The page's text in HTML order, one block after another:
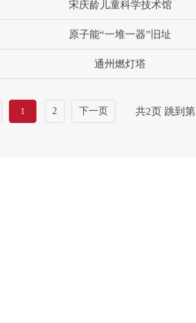
宋庆龄儿童科学技术馆
原子能“一堆一器”旧址
通州燃灯塔
1 2 下一页 共2页 跳到第